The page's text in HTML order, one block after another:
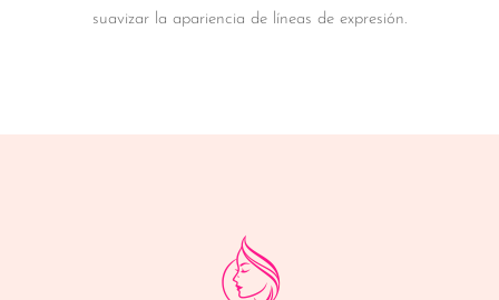
suavizar la apariencia de líneas de expresión.